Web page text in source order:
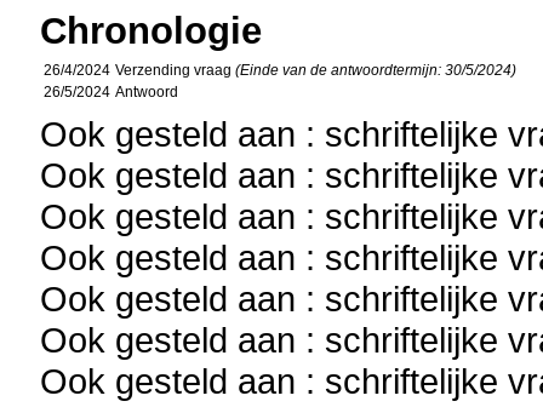
Chronologie
26/4/2024 Verzending vraag(Einde van de antwoordtermijn: 30/5/2024)
26/5/2024 Antwoord
Ook gesteld aan : schriftelijke
Ook gesteld aan : schriftelijke
Ook gesteld aan : schriftelijke
Ook gesteld aan : schriftelijke
Ook gesteld aan : schriftelijke
Ook gesteld aan : schriftelijke
Ook gesteld aan : schriftelijke